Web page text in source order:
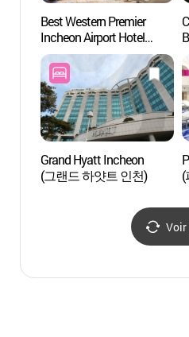
Best Western Premier
Incheon Airport Hotel
(베스트웨스턴 프리미어
인천 에어포트 호텔)
Grand Hyatt Incheon
(그랜드 하얏트 인천)